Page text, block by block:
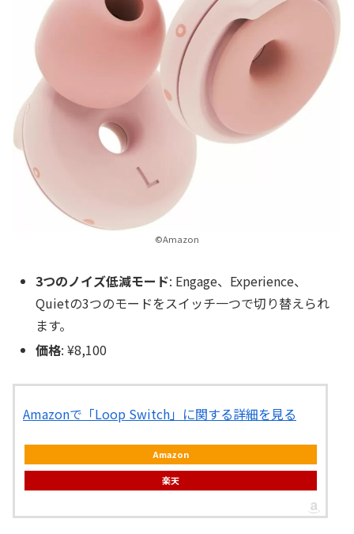
©Amazon
3つのノイズ低減モード: Engage、Experience、
Quietの3つのモードをスイッチ一つで切り替えられ
ます。
価格: ¥8,100
Amazonで「Loop Switch」に関する詳細を見る
Amazon
楽天